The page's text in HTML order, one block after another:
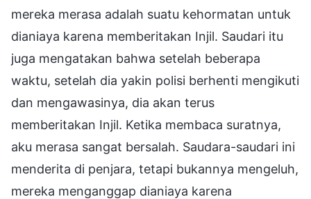
mereka merasa adalah suatu kehormatan untuk
dianiaya karena memberitakan Injil. Saudari itu
juga mengatakan bahwa setelah beberapa
waktu, setelah dia yakin polisi berhenti mengikuti
dan mengawasinya, dia akan terus
memberitakan Injil. Ketika membaca suratnya,
aku merasa sangat bersalah. Saudara-saudari ini
menderita di penjara, tetapi bukannya mengeluh,
mereka menganggap dianiaya karena